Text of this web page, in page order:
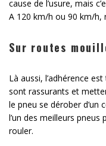
cause de l’usure, mais
A 120 km/h ou 90 km/h,
Sur routes
Là aussi, l’adhérence
sont rassurants et
le pneu se dérober d’un
l’un des meilleurs pneus
rouler.